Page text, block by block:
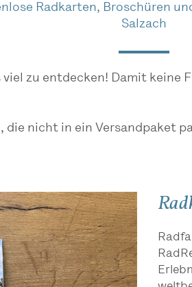
Radkarten, Broschüren
Salzach
zu entdecken! Damit
nicht in ein Versandpaket